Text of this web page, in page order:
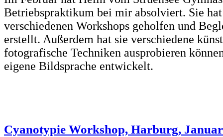
Betriebspraktikum bei mir absolviert. Sie
verschiedenen Workshops geholfen und
erstellt. Außerdem hat sie verschiedene
fotografische Techniken ausprobieren
eigene Bildsprache entwickelt.
Cyanotypie Workshop, Harburg,